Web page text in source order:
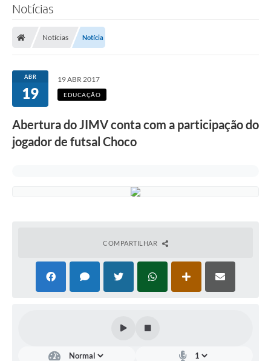
Notícias
Notícias Notícia
ABR
19
19 ABR 2017
EDUCAÇÃO
Abertura do JIMV conta com a participação do
jogador de futsal Choco
COMPARTILHAR